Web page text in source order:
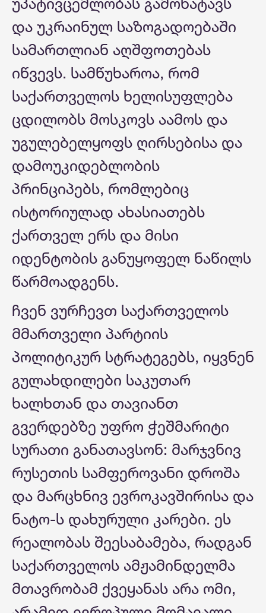
და უკრაინულ საზოგადოებაში
სამართლიან აღშფოთებას
იწვევს. სამწუხაროა, რომ
საქართველოს ხელისუფლება
ცდილობს მოსკოვს აამოს და
უგულებელყოფს ღირსებისა და
დამოუკიდებლობის
პრინციპებს, რომლებიც
ისტორიულად ახასიათებს
ქართველ ერს და მისი
იდენტობის განუყოფელ ნაწილს
წარმოადგენს.
ჩვენ ვურჩევთ საქართველოს
მმართველი პარტიის
პოლიტიკურ სტრატეგებს, იყვნენ
გულახდილები საკუთარ
ხალხთან და თავიანთ
გვერდებზე უფრო ჭეშმარიტი
სურათი განათავსონ: მარჯვნივ
რუსეთის სამფეროვანი დროშა
და მარცხნივ ევროკავშირისა და
ნატო-ს დახურული კარები. ეს
რეალობას შეესაბამება, რადგან
საქართველოს ამჟამინდელმა
მთავრობამ ქვეყანას არა ომი,